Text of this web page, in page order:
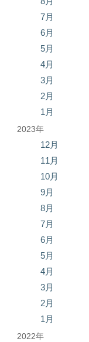
7月
6月
5月
4月
3月
2月
1月
2023年
12月
11月
10月
9月
8月
7月
6月
5月
4月
3月
2月
1月
2022年